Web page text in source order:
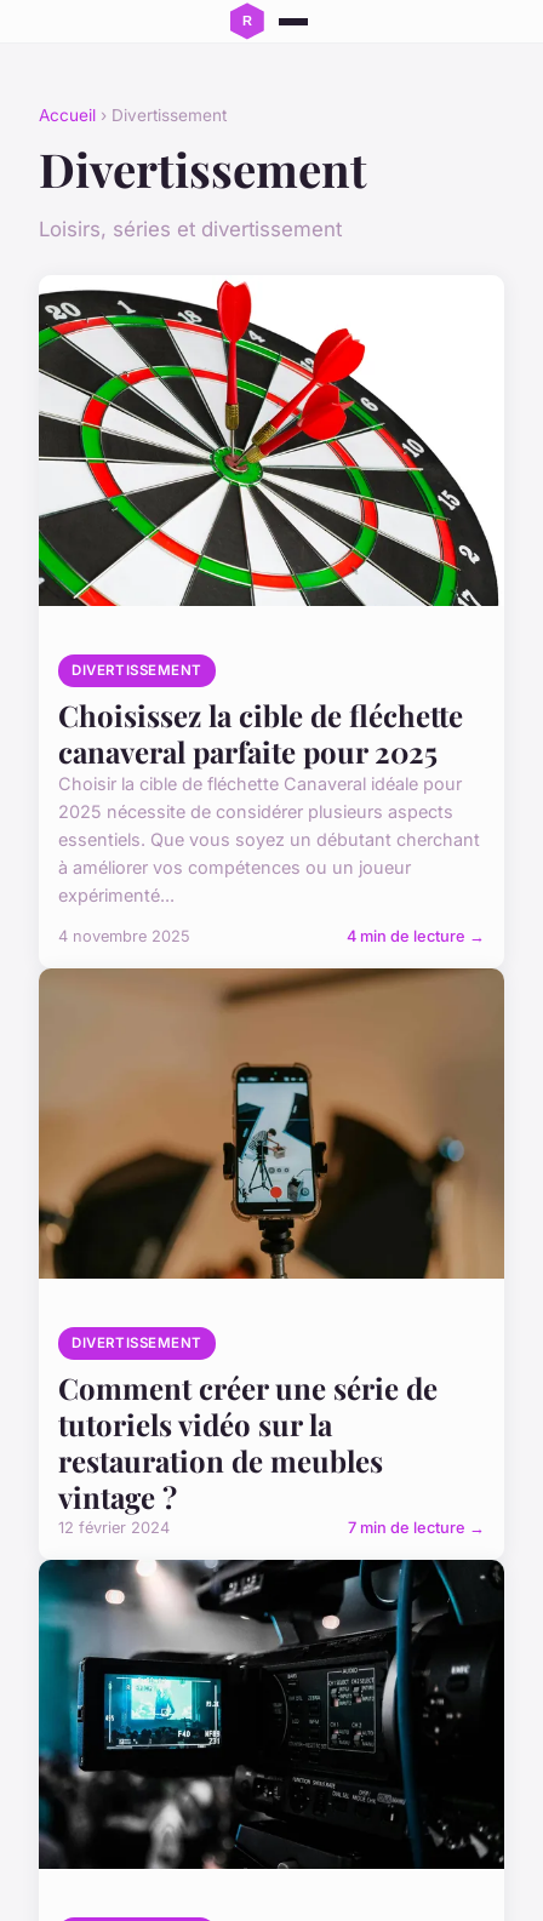
Accueil › Divertissement
Divertissement
Loisirs, séries et divertissement
DIVERTISSEMENT
Choisissez la cible de fléchette
canaveral parfaite pour 2025
Choisir la cible de fléchette Canaveral idéale pour
2025 nécessite de considérer plusieurs aspects
essentiels. Que vous soyez un débutant cherchant
à améliorer vos compétences ou un joueur
expérimenté...
4 novembre 2025 4 min de lecture →
DIVERTISSEMENT
Comment créer une série de
tutoriels vidéo sur la
restauration de meubles
vintage ?
12 février 2024 7 min de lecture →